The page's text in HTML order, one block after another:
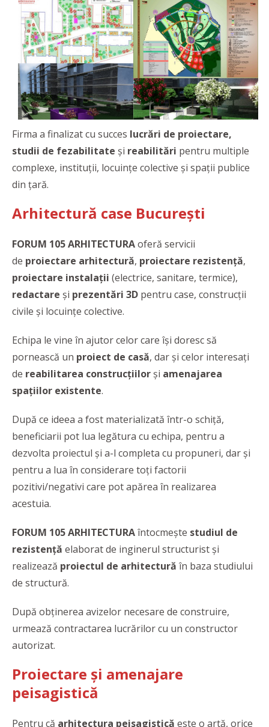
Firma a finalizat cu succes lucrări de proiectare,
studii de fezabilitate și reabilitări pentru multiple
complexe, instituții, locuințe colective și spații publice
din țară.
Arhitectură case București
FORUM 105 ARHITECTURAoferă servicii
de proiectare arhitectură, proiectare rezistență,
proiectare instalații (electrice, sanitare, termice),
redactare și prezentări 3D pentru case, construcții
civile și locuințe colective.
Echipa le vine în ajutor celor care își doresc să
pornească un proiect de casă, dar și celor interesați
de reabilitarea construcțiilor și amenajarea
spațiilor existente.
După ce ideea a fost materializată într-o schiță,
beneficiarii pot lua legătura cu echipa, pentru a
dezvolta proiectul și a-l completa cu propuneri, dar și
pentru a lua în considerare toți factorii
pozitivi/negativi care pot apărea în realizarea
acestuia.
FORUM 105 ARHITECTURAîntocmește studiul de
rezistență elaborat de inginerul structurist și
realizează proiectul de arhitectură în baza studiului
de structură.
După obținerea avizelor necesare de construire,
urmează contractarea lucrărilor cu un constructor
autorizat.
Proiectare și amenajare
peisagistică
Pentru că arhitectura peisagistică este o artă, orice